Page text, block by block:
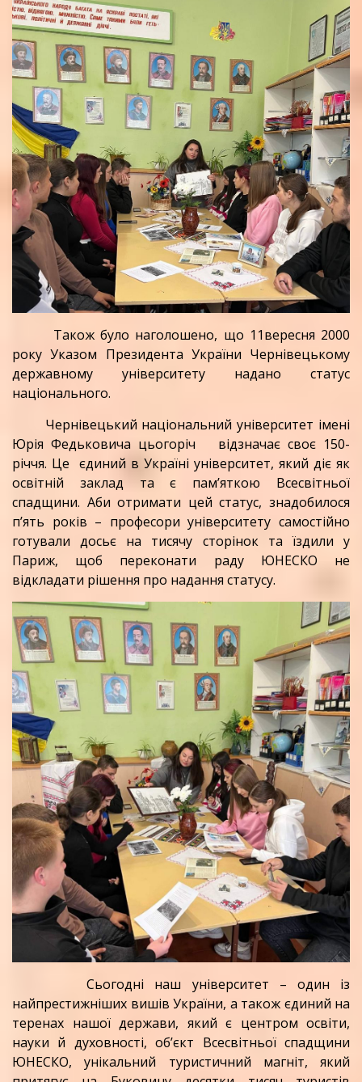
Також було наголошено, що 11вересня 2000
року Указом Президента України Чернівецькому
державному університету надано статус
національного.
Чернівецький національний університет імені
Юрія Федьковича цьогоріч відзначає своє 150-
річчя. Це єдиний в Україні університет, який діє як
освітній заклад та є пам’яткою Всесвітньої
спадщини. Аби отримати цей статус, знадобилося
п’ять років – професори університету самостійно
готували досьє на тисячу сторінок та їздили у
Париж, щоб переконати раду ЮНЕСКО не
відкладати рішення про надання статусу.
Сьогодні наш університет – один із
найпрестижніших вишів України, а також єдиний на
теренах нашої держави, який є центром освіти,
науки й духовності, об’єкт Всесвітньої спадщини
ЮНЕСКО, унікальний туристичний магніт, який